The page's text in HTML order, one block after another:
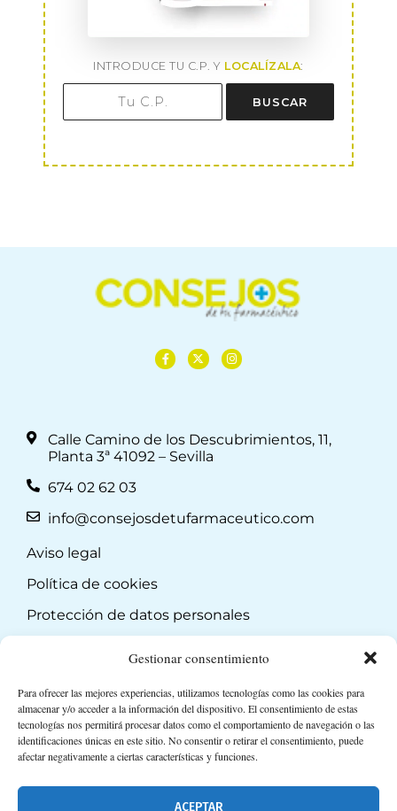
Gestionar consentimiento
Para ofrecer las mejores experiencias, utilizamos tecnologías como las cookies para
almacenar y/o acceder a la información del dispositivo. El consentimiento de estas
tecnologías nos permitirá procesar datos como el comportamiento de navegación o las
identificaciones únicas en este sitio. No consentir o retirar el consentimiento, puede
afectar negativamente a ciertas características y funciones.
ACEPTAR
INTRODUCE TU C.P. Y LOCALÍZALA:
BUSCAR
Calle Camino de los Descubrimientos, 11,
Planta 3ª 41092 – Sevilla
674 02 62 03
info@consejosdetufarmaceutico.com
Aviso legal
Política de cookies
Protección de datos personales